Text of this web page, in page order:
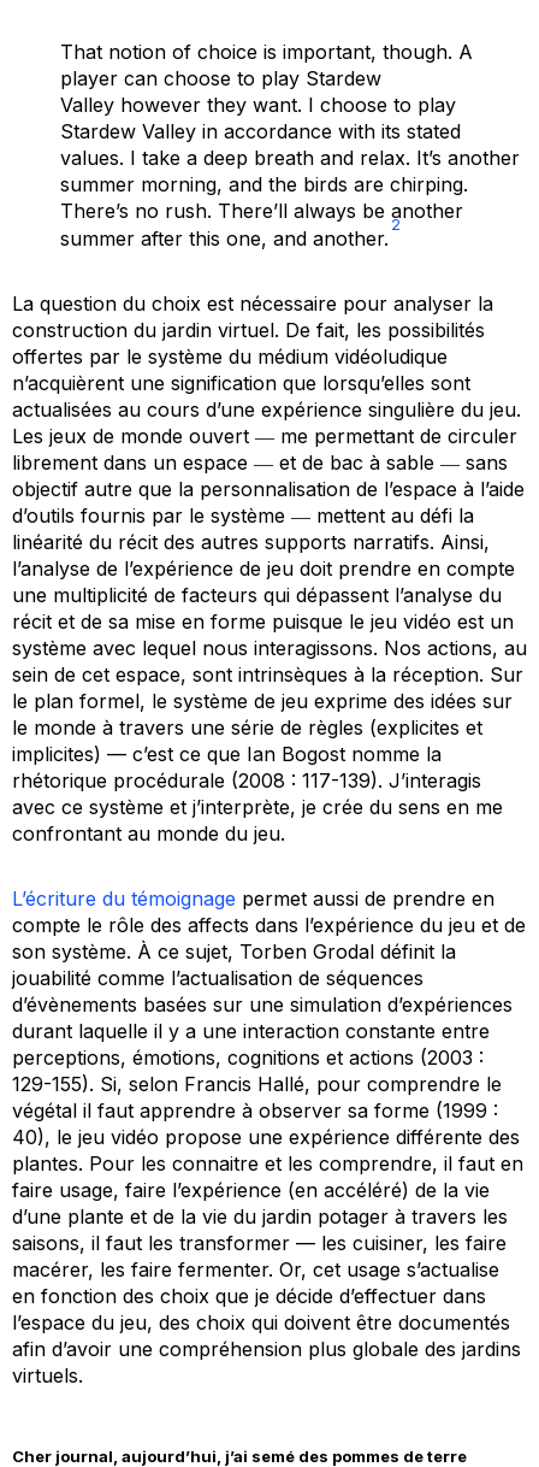
That notion of choice is important, though. A
player can choose to play Stardew
Valley however they want. I choose to play
Stardew Valley in accordance with its stated
values. I take a deep breath and relax. It’s another
summer morning, and the birds are chirping.
There’s no rush. There’ll always be another
summer after this one, and another.
2
La question du choix est nécessaire pour analyser la
construction du jardin virtuel. De fait, les possibilités
offertes par le système du médium vidéoludique
n’acquièrent une signification que lorsqu’elles sont
actualisées au cours d’une expérience singulière du jeu.
Les jeux de monde ouvert ― me permettant de circuler
librement dans un espace ― et de bac à sable ― sans
objectif autre que la personnalisation de l’espace à l’aide
d’outils fournis par le système ― mettent au défi la
linéarité du récit des autres supports narratifs. Ainsi,
l’analyse de l’expérience de jeu doit prendre en compte
une multiplicité de facteurs qui dépassent l’analyse du
récit et de sa mise en forme puisque le jeu vidéo est un
système avec lequel nous interagissons. Nos actions, au
sein de cet espace, sont intrinsèques à la réception. Sur
le plan formel, le système de jeu exprime des idées sur
le monde à travers une série de règles (explicites et
implicites) — c’est ce que Ian Bogost nomme la
rhétorique procédurale (2008 : 117-139). J’interagis
avec ce système et j’interprète, je crée du sens en me
confrontant au monde du jeu.
L’écriture du témoignage permet aussi de prendre en
compte le rôle des affects dans l’expérience du jeu et de
son système. À ce sujet, Torben Grodal définit la
jouabilité comme l’actualisation de séquences
d’évènements basées sur une simulation d’expériences
durant laquelle il y a une interaction constante entre
perceptions, émotions, cognitions et actions (2003 :
129-155). Si, selon Francis Hallé, pour comprendre le
végétal il faut apprendre à observer sa forme (1999 :
40), le jeu vidéo propose une expérience différente des
plantes. Pour les connaitre et les comprendre, il faut en
faire usage, faire l’expérience (en accéléré) de la vie
d’une plante et de la vie du jardin potager à travers les
saisons, il faut les transformer — les cuisiner, les faire
macérer, les faire fermenter. Or, cet usage s’actualise
en fonction des choix que je décide d’effectuer dans
l’espace du jeu, des choix qui doivent être documentés
afin d’avoir une compréhension plus globale des jardins
virtuels.
Cher journal, aujourd’hui, j’ai semé des pommes de terre